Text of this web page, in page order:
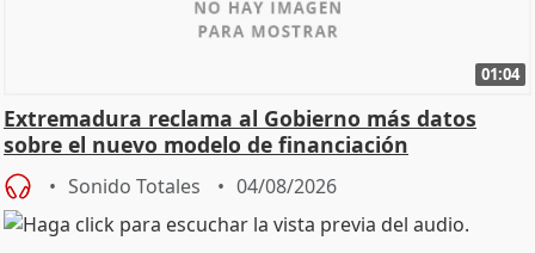
01:04
Extremadura reclama al Gobierno más datos
sobre el nuevo modelo de financiación
Sonido Totales 04/08/2026